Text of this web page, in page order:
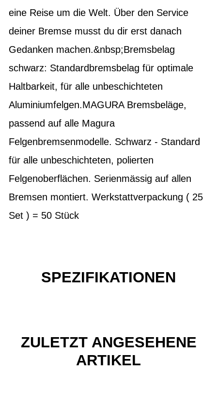
eine Reise um die Welt. Über den Service
deiner Bremse musst du dir erst danach
Gedanken machen.&nbsp;Bremsbelag
schwarz: Standardbremsbelag für optimale
Haltbarkeit, für alle unbeschichteten
Aluminiumfelgen.MAGURA Bremsbeläge,
passend auf alle Magura
Felgenbremsenmodelle. Schwarz - Standard
für alle unbeschichteten, polierten
Felgenoberflächen. Serienmässig auf allen
Bremsen montiert. Werkstattverpackung ( 25
Set ) = 50 Stück
SPEZIFIKATIONEN
ZULETZT ANGESEHENE
ARTIKEL